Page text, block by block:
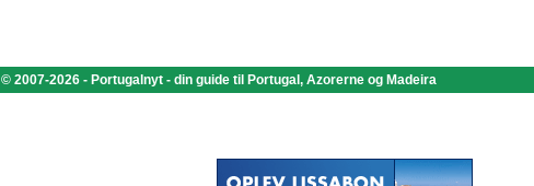
© 2007-2026 - Portugalnyt - din guide til Portugal, Azorerne og Madeira